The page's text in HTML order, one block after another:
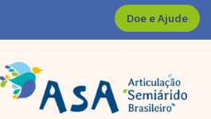
Doe e Ajude